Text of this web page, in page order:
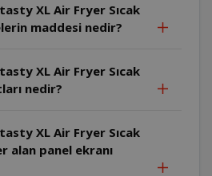
XL Air Fryer Sıcak
maddesi nedir?
XL Air Fryer Sıcak
nedir?
XL Air Fryer Sıcak
alan panel ekranı